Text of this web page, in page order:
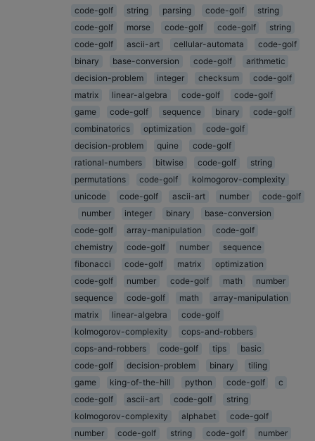
code-golf
string parsing code-golf
string
code-golf
morse code-golf code-golf
string
code-golf
ascii-art cellular-automata
code-golf
binary
base-conversion code-golf
arithmetic
decision-problem
integer checksum
code-golf
matrix
linear-algebra code-golf
code-golf
game
code-golf sequence binary
code-golf
combinatorics
optimization
code-golf
decision-problem
quine
code-golf
rational-numbers
bitwise code-golf
string
permutations
code-golf
kolmogorov-complexity
unicode
code-golf ascii-art number
code-golf
number
integer binary
base-conversion
code-golf
array-manipulation
code-golf
chemistry
code-golf number
sequence
fibonacci
code-golf matrix
optimization
code-golf
number code-golf math
number
sequence
code-golf math
array-manipulation
matrix
linear-algebra
code-golf
kolmogorov-complexity
cops-and-robbers
cops-and-robbers
code-golf tips
basic
code-golf
decision-problem binary
tiling
game
king-of-the-hill python code-golf
c
code-golf
ascii-art code-golf
string
kolmogorov-complexity
alphabet
code-golf
number
code-golf string code-golf
number